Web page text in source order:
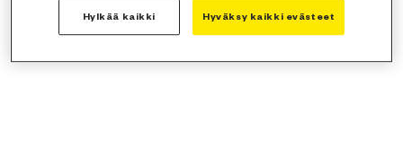
Hylkää kaikki Hyväksy kaikki evästeet